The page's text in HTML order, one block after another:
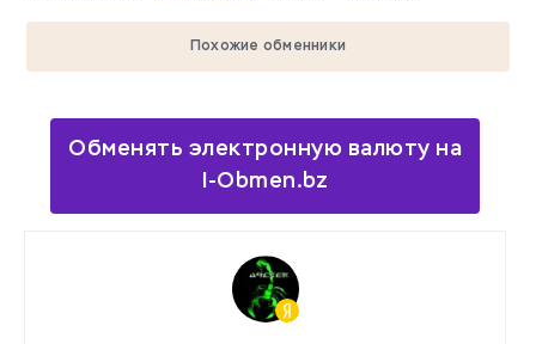
Похожие обменники
Обменять электронную валюту на
I-Obmen.bz